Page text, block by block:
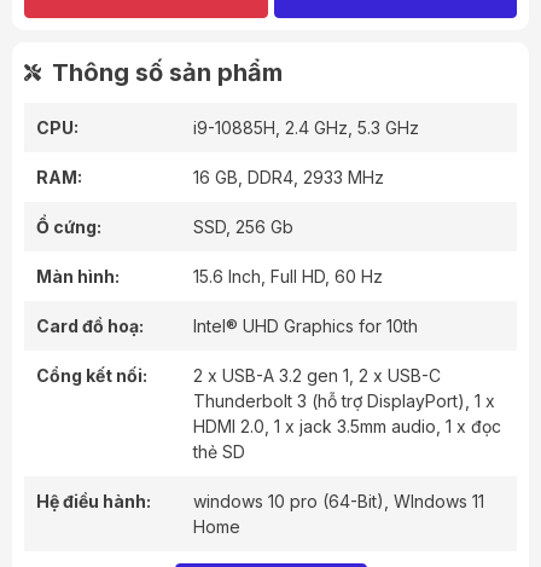
Thông số sản phẩm
CPU: i9-10885H, 2.4 GHz, 5.3 GHz
RAM: 16 GB, DDR4, 2933 MHz
Ổ cứng: SSD, 256 Gb
Màn hình: 15.6 Inch, Full HD, 60 Hz
Card đồ hoạ: Intel® UHD Graphics for 10th
Cổng kết nối:
2 x USB-A 3.2 gen 1, 2 x USB-C
Thunderbolt 3 (hỗ trợ DisplayPort), 1 x
HDMI 2.0, 1 x jack 3.5mm audio, 1 x đọc
thẻ SD
Hệ điều hành:
windows 10 pro (64-Bit), WIndows 11
Home